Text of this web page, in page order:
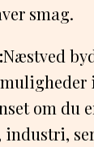
smag.
Næstved
om du